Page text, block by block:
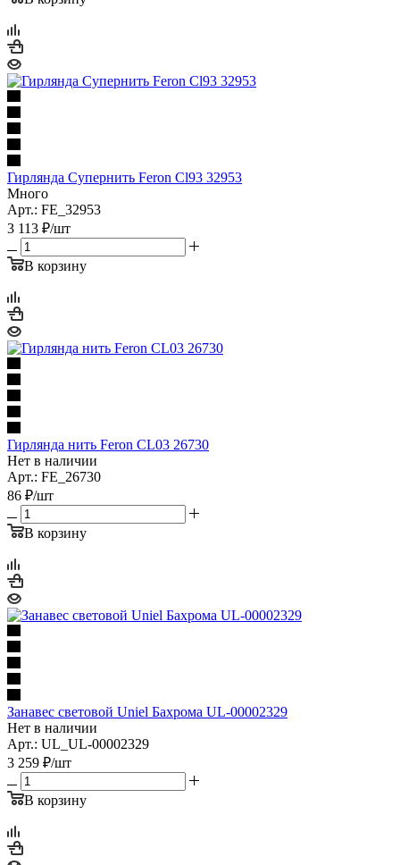
Гирлянда Супернить Feron Cl93 32953
Много
Арт.: FE_32953
3 113 ₽/шт
В корзину
Гирлянда нить Feron CL03 26730
Нет в наличии
Арт.: FE_26730
86 ₽/шт
В корзину
Занавес световой Uniel Бахрома UL-00002329
Нет в наличии
Арт.: UL_UL-00002329
3 259 ₽/шт
В корзину